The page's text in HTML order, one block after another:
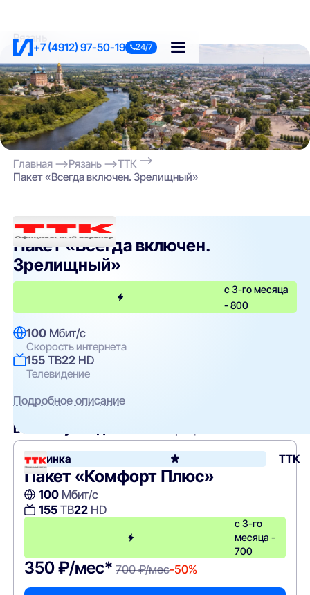
+7 (4912) 97-50-19 24/7
Рязань
Главная Рязань
ТТК
Пакет «Всегда включен. Зрелищный»
ТТК
Пакет «Всегда включен.
Зрелищный»
с 3-го месяца
- 800
100 Мбит/с
Скорость интернета
155 ТВ22 HD
Телевидение
Подробное описание
Вам могут подойти
Новинка ТТК
Пакет «Комфорт Плюс»
100Мбит/с
155ТВ22HD
с 3-го
месяца -
700
350 ₽/мес* 700 ₽/мес-50%